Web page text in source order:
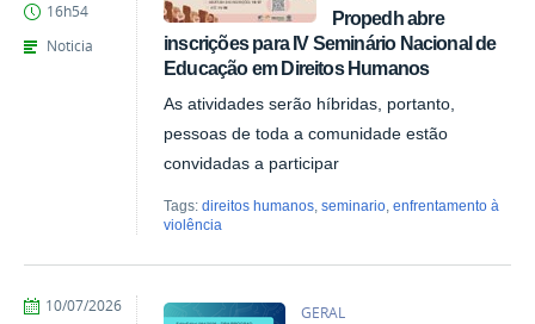
Propedh abre
inscrições para IV Seminário Nacional de
Educação em Direitos Humanos
As atividades serão híbridas, portanto,
pessoas de toda a comunidade estão
convidadas a participar
Tags:direitos humanos ,seminario ,enfrentamento à
violência
Santos
Daum
16h54
Noticia
GERAL
por
publicado
10/07/2026